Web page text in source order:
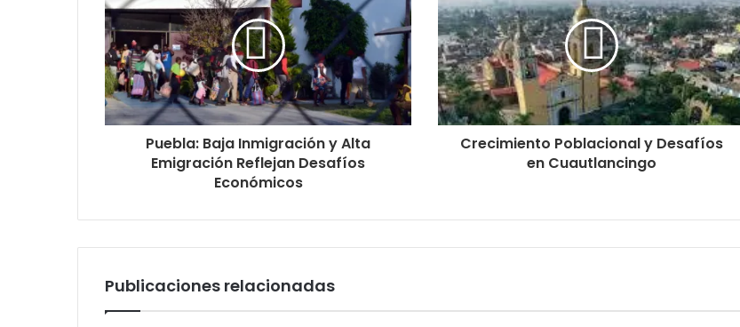
Puebla: Baja Inmigración y Alta
Emigración Reflejan Desafíos
Económicos
Crecimiento Poblacional y Desafíos
en Cuautlancingo
Publicaciones relacionadas